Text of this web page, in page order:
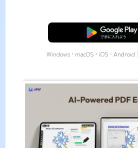
無料ダウンロード
Windows • macOS • iOS • Android